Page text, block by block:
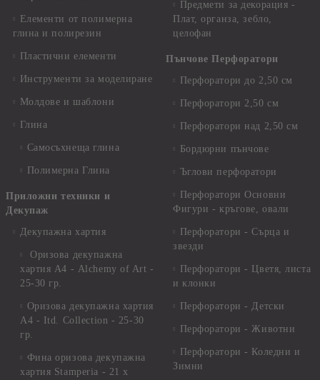
Елементи от полимерна
глина и полирезин
Пластични елементи
Инструменти за моделиране
Молдове и шаблони
Глина
Самосъхнеща глина
Полимерна Глина
Приложни техники и
Декупаж
Декупажна хартия
Оризова декупажна
хартия А4 - Alchemy of Art -
25-30 гр.
Оризова декупажна хартия
А4 - Itd. Collection - 25-30
гр.
Фина оризова декупажна
хартия Stamperia - 21 х
Предмети за декорация -
Плат, органза, зебло,
целофан
Пънчове Перфоратори
Перфоратори до 2,50 см
Перфоратори 2,50 см
Перфоратори над 2,50 см
Бордюрни пънчове
Ъглови перфоратори
Перфоратори Основни
Фигури - кръгове, овали
Перфоратори - Сърца и
звезди
Перфоратори - Цветя, листа
и клонки
Перфоратори - Детски
Перфоратори - Животни
Перфоратори - Коледни и
Зимни